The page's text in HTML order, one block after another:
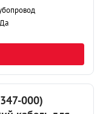
Да
000)